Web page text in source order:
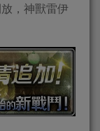
，神獸雷伊